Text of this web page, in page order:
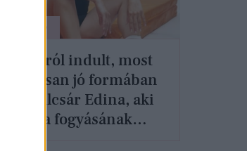
95 kilóról indult, most
brutálisan jó formában
van Kulcsár Edina, aki
elárulta fogyásának